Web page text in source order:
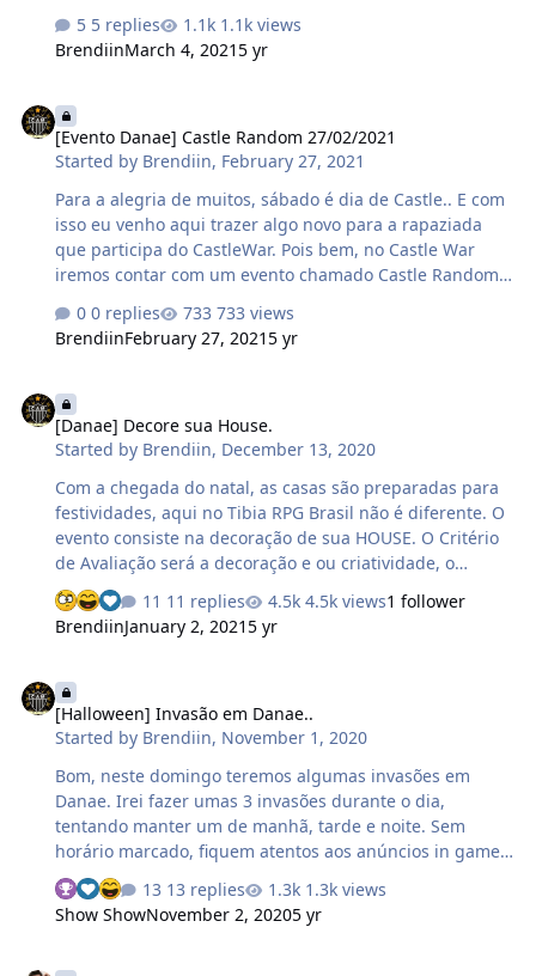
marcado e ali ele não poderá pisar novamente, caso
contrario ele estará eliminado. ♦ Sempre irá começar a
horário, da direita para a esquerda. ♦ IMPORTANTE: O
tapete vermelho será o CORINGA. Nele você não pode
ser eliminado, mesmo que caia mais de 1 vez no mesmo.
Vence aquele que conseguir se manter por mais tempo
nos Tapetes que não estão marcados. …
5 replies
1.1k views
BrendiinMarch 4, 20215 yr
[Evento Danae] Castle Random 27/02/2021
Started by Brendiin, February 27, 2021
Para a alegria de muitos, sábado é dia de Castle.. E com
isso eu venho aqui trazer algo novo para a rapaziada
que participa do CastleWar. Pois bem, no Castle War
iremos contar com um evento chamado Castle Random.
o Castle do dia 27/02/2021 de acordo com a quantidade
total de participantes do mesmo. Cada participante do
Rank do Castle War com base no seu dano, sendo assim,
para participar do sorteio é fundamental que dê dano
no evento. Os sorteados irão receber um premio de
acordo com a sequencia do sorteio. Prêmio: 1° Numero
sorteado: = 50kk's 2° Numero…
0 replies
733 views
BrendiinFebruary 27, 20215 yr
[Danae] Decore sua House.
Started by Brendiin, December 13, 2020
Com a chegada do natal, as casas são preparadas para
festividades, aqui no Tibia RPG Brasil não é diferente. O
evento consiste na decoração de sua HOUSE. O Critério
de Avaliação será a decoração e ou criatividade, o
ganhador será definido por votação da staff, cada
membro votará e os 3 primeiros ganharão na ordem de
classificação. *Caso por trás de um item haja uma
OPCIONAL. Daremos um tempo (prazo do evento) para
vocês arrumarem suas casas e após arrumarem, poste
no tópico a(s) foto(s) da casa. Evento que abrange
somente DANAE. E as mais houses mais bem decoradas
ganharão: Prêmios …
11 replies 4.5k views1 follower
BrendiinJanuary 2, 20215 yr
[Halloween] Invasão em Danae..
Started by Brendiin, November 1, 2020
Bom, neste domingo teremos algumas invasões em
Danae. Irei fazer umas 3 invasões durante o dia,
tentando manter um de manhã, tarde e noite. Sem
horário marcado, fiquem atentos aos anúncios in game.
Prepare o time e bora aterrorizar essas "abrobas" !!
Creditos: Samuca *foto
13 replies
1.3k views
Show ShowNovember 2, 20205 yr